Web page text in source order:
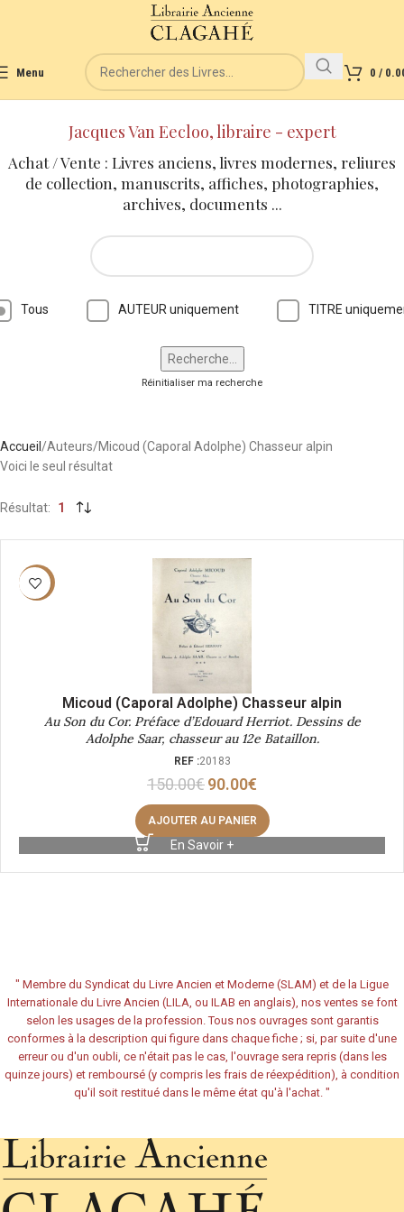
Menu 0 /
Jacques Van Eecloo, libraire - expert
Achat / Vente : Livres anciens, livres modernes, reliures
de collection, manuscrits, affiches, photographies,
archives, documents ...
Tous AUTEUR uniquement TITRE
Réinitialiser ma recherche
Accueil Auteurs Micoud (Caporal Adolphe) Chasseur alpin
Voici le seul résultat
Résultat 1
-40%
Micoud (Caporal Adolphe) Chasseur alpin
Au Son du Cor. Préface d’Edouard Herriot. Dessins de
Adolphe Saar, chasseur au 12e Bataillon.
REF :20183
150.00€90.00€
AJOUTER AU PANIER
En Savoir +
" Membre du Syndicat du Livre Ancien et Moderne (SLAM) et de la Ligue
Internationale du Livre Ancien (LILA, ou ILAB en anglais), nos ventes se font
selon les usages de la profession. Tous nos ouvrages sont garantis
conformes à la description qui figure dans chaque fiche ; si, par suite d'une
erreur ou d'un oubli, ce n'était pas le cas, l'ouvrage sera repris (dans les
quinze jours) et remboursé (y compris les frais de réexpédition), à condition
qu'il soit restitué dans le même état qu'à l'achat. "